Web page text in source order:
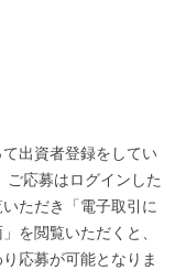
】
出資者登録をしてい
ご応募はログインした
ただき「電子取引に
を閲覧いただくと、
応募が可能となりま